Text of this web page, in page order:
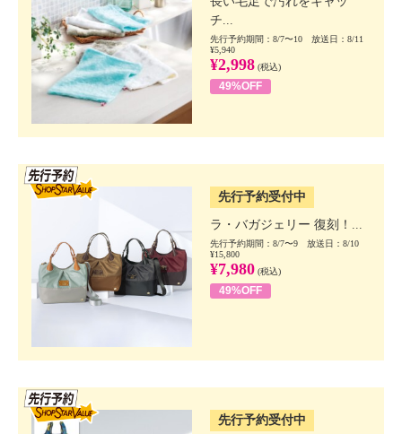
チ...
先行予約期間：8/7〜10 放送日：8/11
¥5,940
¥2,998 (税込)
49%OFF
先行予約受付中
ラ・バガジェリー 復刻！...
先行予約期間：8/7〜9 放送日：8/10
¥15,800
¥7,980 (税込)
49%OFF
先行予約受付中